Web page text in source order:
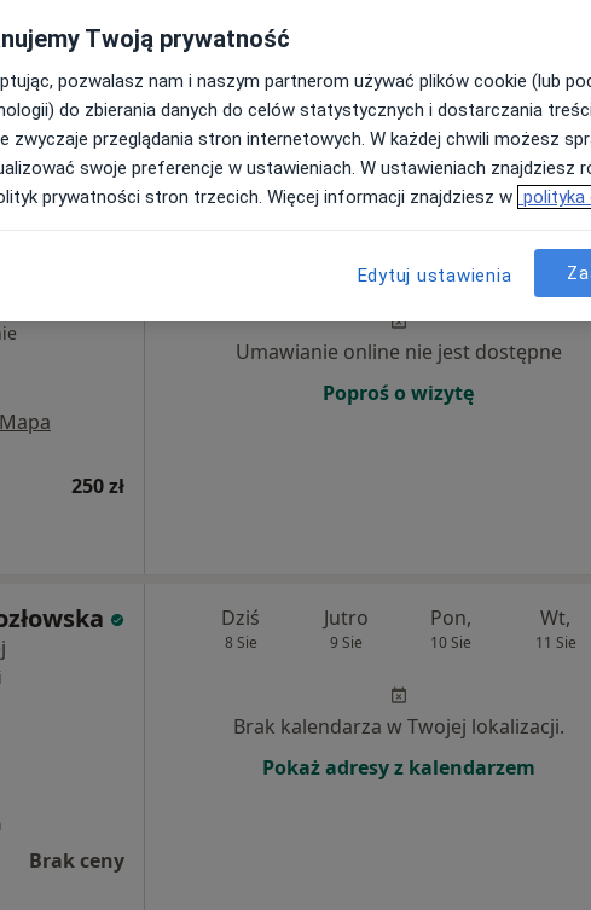
Mapa
270 zł
Turek-
Mapa
250 zł
9 Sie 10 Sie
Wt,
11 Sie
Umawianie online nie jest dostępne
Poproś o wizytę
Brak ceny
Dziś
8 Sie
Jutro
9 Sie
Pon,
10 Sie
Wt,
11 Sie
Brak kalendarza w Twojej lokalizacji.
Pokaż adresy z kalendarzem
Twoją prywatność
pozwalasz nam i naszym partnerom używać plików cookie (lub
do zbierania danych do celów statystycznych i dostarczania
zwyczaje przeglądania stron internetowych. W każdej chwili możesz
swoje preferencje w ustawieniach. W ustawieniach znajdziesz
prywatności stron trzecich. Więcej informacji znajdziesz w polityka
Edytuj ustawienia